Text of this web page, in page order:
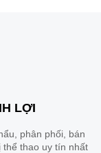
LỢI
phân phối, bán
thể thao uy tín nhất